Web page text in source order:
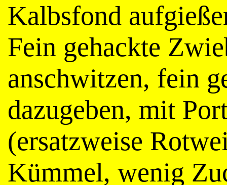
Kalbsfond
Fein gehackte
anschwitzen, fein
dazugeben, mit
(ersatzweise
Kümmel, wenig